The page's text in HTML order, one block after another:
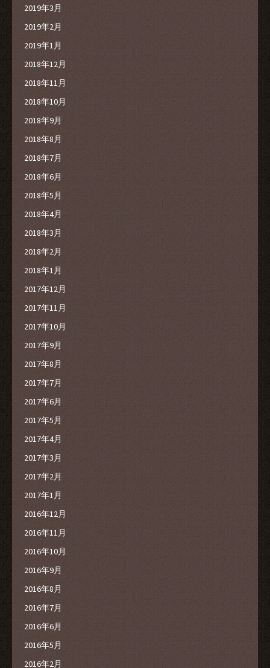
2019年3月
2019年2月
2019年1月
2018年12月
2018年11月
2018年10月
2018年9月
2018年8月
2018年7月
2018年6月
2018年5月
2018年4月
2018年3月
2018年2月
2018年1月
2017年12月
2017年11月
2017年10月
2017年9月
2017年8月
2017年7月
2017年6月
2017年5月
2017年4月
2017年3月
2017年2月
2017年1月
2016年12月
2016年11月
2016年10月
2016年9月
2016年8月
2016年7月
2016年6月
2016年5月
2016年2月